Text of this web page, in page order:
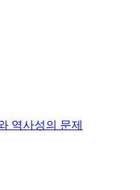
역사성의 문제